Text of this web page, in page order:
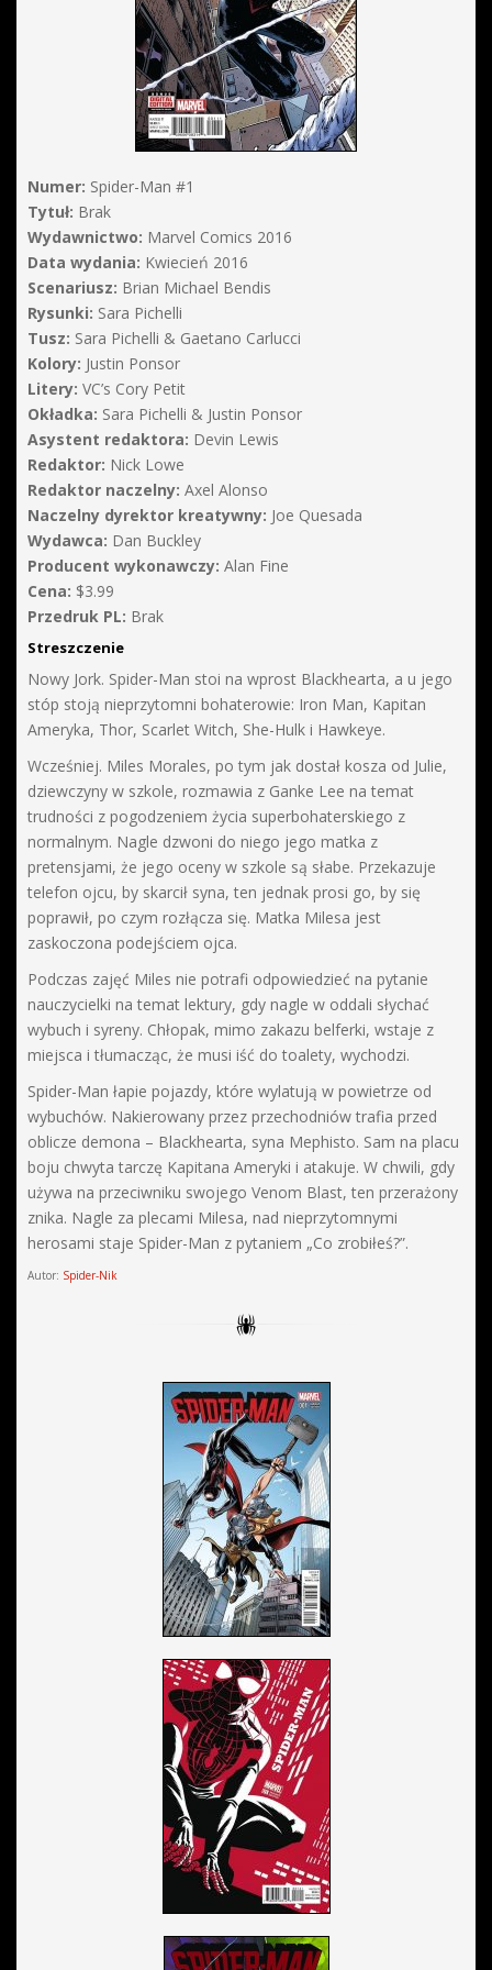
Numer: Spider-Man #1
Tytuł: Brak
Wydawnictwo: Marvel Comics 2016
Data wydania: Kwiecień 2016
Scenariusz: Brian Michael Bendis
Rysunki: Sara Pichelli
Tusz: Sara Pichelli & Gaetano Carlucci
Kolory: Justin Ponsor
Litery: VC’s Cory Petit
Okładka: Sara Pichelli & Justin Ponsor
Asystent redaktora: Devin Lewis
Redaktor: Nick Lowe
Redaktor naczelny: Axel Alonso
Naczelny dyrektor kreatywny: Joe Quesada
Wydawca: Dan Buckley
Producent wykonawczy: Alan Fine
Cena: $3.99
Przedruk PL: Brak
Streszczenie
Nowy Jork. Spider-Man stoi na wprost Blackhearta, a u jego
stóp stoją nieprzytomni bohaterowie: Iron Man, Kapitan
Ameryka, Thor, Scarlet Witch, She-Hulk i Hawkeye.
Wcześniej. Miles Morales, po tym jak dostał kosza od Julie,
dziewczyny w szkole, rozmawia z Ganke Lee na temat
trudności z pogodzeniem życia superbohaterskiego z
normalnym. Nagle dzwoni do niego jego matka z
pretensjami, że jego oceny w szkole są słabe. Przekazuje
telefon ojcu, by skarcił syna, ten jednak prosi go, by się
poprawił, po czym rozłącza się. Matka Milesa jest
zaskoczona podejściem ojca.
Podczas zajęć Miles nie potrafi odpowiedzieć na pytanie
nauczycielki na temat lektury, gdy nagle w oddali słychać
wybuch i syreny. Chłopak, mimo zakazu belferki, wstaje z
miejsca i tłumacząc, że musi iść do toalety, wychodzi.
Spider-Man łapie pojazdy, które wylatują w powietrze od
wybuchów. Nakierowany przez przechodniów trafia przed
oblicze demona – Blackhearta, syna Mephisto. Sam na placu
boju chwyta tarczę Kapitana Ameryki i atakuje. W chwili, gdy
używa na przeciwniku swojego Venom Blast, ten przerażony
znika. Nagle za plecami Milesa, nad nieprzytomnymi
herosami staje Spider-Man z pytaniem „Co zrobiłeś?”.
Autor: Spider-Nik